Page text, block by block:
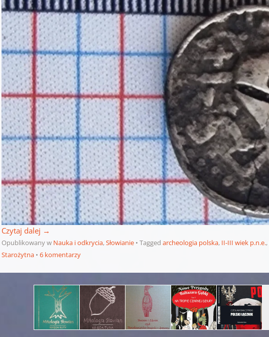
Czytaj dalej →
Opublikowany w Nauka i odkrycia,Słowianie Taggedarcheologia polska, II-III wiek p.n.e.,
Starożytna
6 komentarzy